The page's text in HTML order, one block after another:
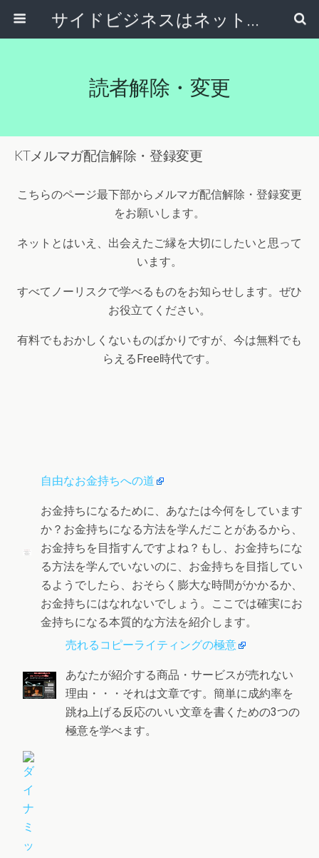
サイドビジネスはネットで稼ぐ～サラリーマンが副業から独立起業する方法～
読者解除・変更
KTメルマガ配信解除・登録変更
こちらのページ最下部からメルマガ配信解除・登録変更
をお願いします。
ネットとはいえ、出会えたご縁を大切にしたいと思って
います。
すべてノーリスクで学べるものをお知らせします。ぜひ
お役立てください。
有料でもおかしくないものばかりですが、今は無料でも
らえるFree時代です。
自由なお金持ちへの道
お金持ちになるために、あなたは今何をしています
か？お金持ちになる方法を学んだことがあるから、
お金持ちを目指すんですよね？もし、お金持ちにな
る方法を学んでいないのに、お金持ちを目指してい
るようでしたら、おそらく膨大な時間がかかるか、
お金持ちにはなれないでしょう。ここでは確実にお
金持ちになる本質的な方法を紹介します。
売れるコピーライティングの極意
あなたが紹介する商品・サービスが売れない
理由・・・それは文章です。簡単に成約率を
跳ね上げる反応のいい文章を書くための3つの
極意を学べます。